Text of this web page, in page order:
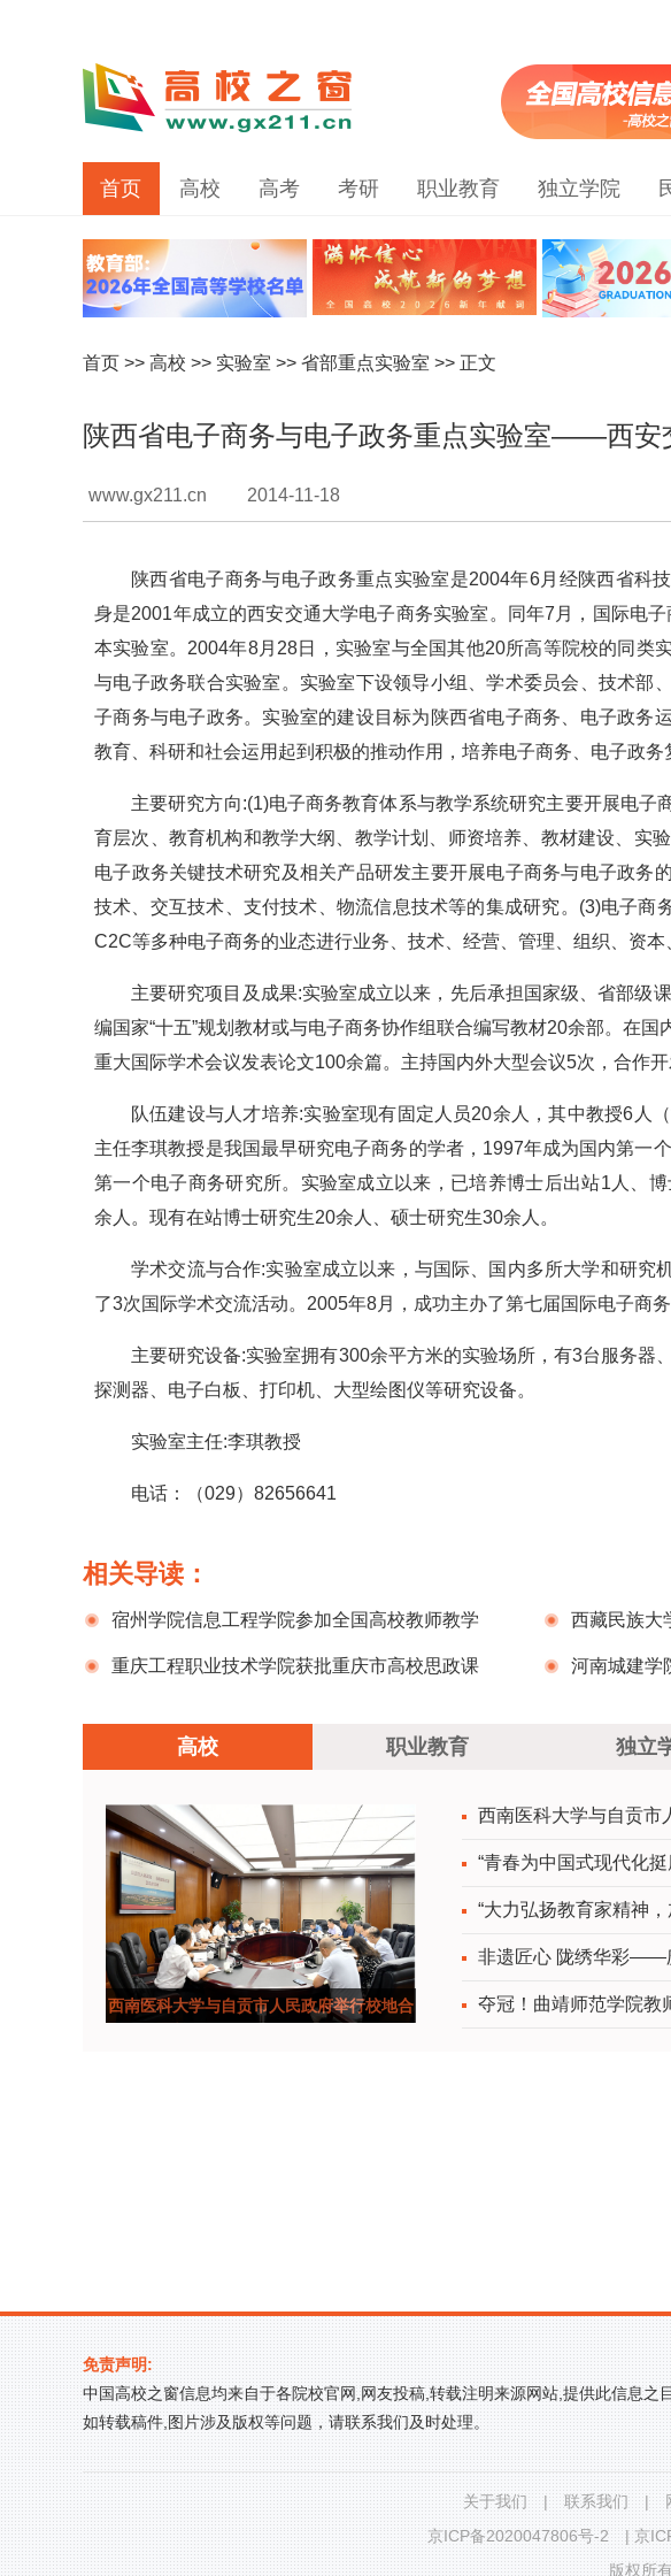
首页 高校 高考 考研 职业教育 独立学院
首页 >> 高校 >> 实验室 >> 省部重点实验室 >> 正文
陕西省电子商务与电子政务重点实验室——西安
www.gx211.cn 2014-11-18
陕西省电子商务与电子政务重点实验室是2004年6月经陕西省科
身是2001年成立的西安交通大学电子商务实验室。同年7月，国际电
本实验室。2004年8月28日，实验室与全国其他20所高等院校的同类
与电子政务联合实验室。实验室下设领导小组、学术委员会、技术部
子商务与电子政务。实验室的建设目标为陕西省电子商务、电子政务
教育、科研和社会运用起到积极的推动作用，培养电子商务、电子政务
主要研究方向:(1)电子商务教育体系与教学系统研究主要开展电子
育层次、教育机构和教学大纲、教学计划、师资培养、教材建设、实
电子政务关键技术研究及相关产品研发主要开展电子商务与电子政务
技术、交互技术、支付技术、物流信息技术等的集成研究。(3)电子商
C2C等多种电子商务的业态进行业务、技术、经营、管理、组织、资本
主要研究项目及成果:实验室成立以来，先后承担国家级、省部级
编国家“十五”规划教材或与电子商务协作组联合编写教材20余部。在国
重大国际学术会议发表论文100余篇。主持国内外大型会议5次，合作开
队伍建设与人才培养:实验室现有固定人员20余人，其中教授6人
主任李琪教授是我国最早研究电子商务的学者，1997年成为国内第一
第一个电子商务研究所。实验室成立以来，已培养博士后出站1人、
余人。现有在站博士研究生20余人、硕士研究生30余人。
学术交流与合作:实验室成立以来，与国际、国内多所大学和研究
了3次国际学术交流活动。2005年8月，成功主办了第七届国际电子商
主要研究设备:实验室拥有300余平方米的实验场所，有3台服务器
探测器、电子白板、打印机、大型绘图仪等研究设备。
实验室主任:李琪教授
电话：（029）82656641
相关导读：
宿州学院信息工程学院参加全国高校教师教学
能力培养高级研修班南京大学站
西藏民族大
思政课改革创
重庆工程职业技术学院获批重庆市高校思政课 河南城建学
高校 职业教育 独立
西南医科大学与自贡市人民政府举行校地合
西南医科大学与自贡市
“青春为中国式现代化
“大力弘扬教育家精神
非遗匠心 陇绣华彩——
夺冠！曲靖师范学院教
免责声明:
中国高校之窗信息均来自于各院校官网,网友投稿,转载注明来源网站,提供此信息
如转载稿件,图片涉及版权等问题，请联系我们及时处理。
关于我们 | 联系我们 |
京ICP备2020047806号-2
|京
版权所